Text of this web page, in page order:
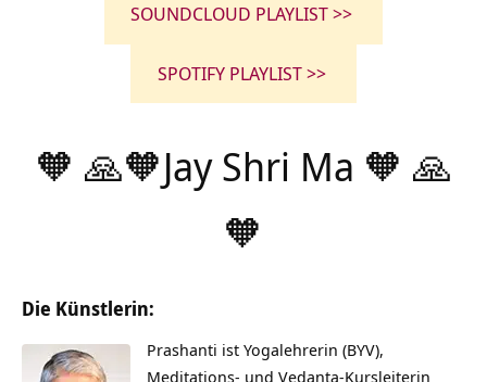
SOUNDCLOUD PLAYLIST >>
SPOTIFY PLAYLIST >>
🧡 🙏🧡Jay Shri Ma 🧡 🙏
🧡
Die Künstlerin:
Prashanti ist Yogalehrerin (BYV),
Meditations- und Vedanta-Kursleiterin